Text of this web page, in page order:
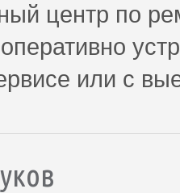
центр по
или с